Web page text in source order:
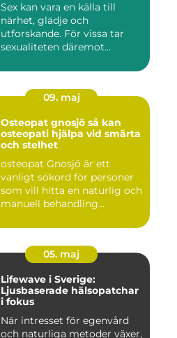
Sex kan vara en källa till
närhet, glädje och
utforskande. För vissa tar
sexualiteten däremot
09. maj
Osteopat gnosjö så kan
osteopati hjälpa vid smärta
och stelhet
osteopat Gnosjö är ett
vanligt sökord för personer
som vill hitta en naturlig och
manuell behandling...
05. maj
Lifewave i Sverige:
Ljusbaserade hälsopatchar
i fokus
När intresset för egenvård
och naturliga metoder växer,